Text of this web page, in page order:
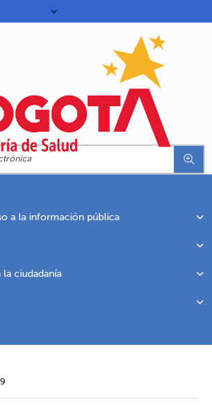
a la información pública
ciudadanía